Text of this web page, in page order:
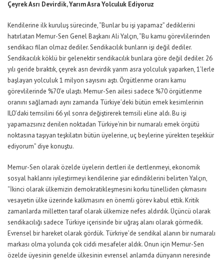
Çeyrek Asrı Devirdik, Yarım Asra Yolculuk Ediyoruz
Kendilerine ilk kuruluş sürecinde, “Bunlar bu işi yapamaz” dediklerini
hatırlatan Memur-Sen Genel Başkanı Ali Yalçın, “Bu kamu görevlilerinden
sendikacı filan olmaz dediler. Sendikacılık bunların işi değil dediler.
Sendikacılık köklü bir gelenektir sendikacılık bunlara göre değil dediler. 26
yılı geride bıraktık, çeyrek asrı devirdik yarım asra yolculuk yaparken, 1’lerle
başlayan yolculuk 1 milyon sayısını aştı. Örgütlenme oranı kamu
görevlilerinde %70’e ulaştı. Memur-Sen ailesi sadece %70 örgütlenme
oranını sağlamadı aynı zamanda Türkiye’deki bütün emek kesimlerinin
ILO’daki temsilini 66 yıl sonra değiştirerek temsili eline aldı. Bu işi
yapamazsınız denilen noktadan Türkiye’nin bir numaralı emek örgütü
noktasına taşıyan teşkilatın bütün üyelerine, uç beylerine yürekten teşekkür
ediyorum” diye konuştu.
Memur-Sen olarak özelde üyelerin dertleri ile dertlenmeyi, ekonomik
sosyal haklarını iyileştirmeyi kendilerine şiar edindiklerini belirten Yalçın,
“İkinci olarak ülkemizin demokratikleşmesini korku tünelliden çıkmasını
vesayetin ülke üzerinde kalkmasını en önemli görev kabul ettik. Kritik
zamanlarda milletten taraf olarak ülkemize nefes aldırdık. Üçüncü olarak
sendikacılığı sadece Türkiye içerisinde bir uğraş alanı olarak görmedik.
Evrensel bir hareket olarak gördük. Türkriye’de sendikal alanın bir numaralı
markası olma yolunda çok ciddi mesafeler aldık. Onun için Memur-Sen
özelde üyesinin genelde ülkesinin evrensel anlamda dünyanın neresinde